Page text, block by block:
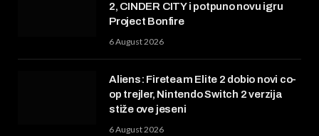
2, CINDER CITY i potpuno novu igru
Project Bonfire
6 August 2026
Aliens: Fireteam Elite 2 dobio novi co-
op trejler, Nintendo Switch 2 verzija
stiže ove jeseni
6 August 2026